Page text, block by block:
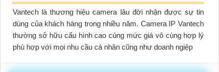
Vantech là thương hiệu camera lâu đời nhận được sự tin
dùng của khách hàng trong nhiều năm. Camera IP Vantech
thường sở hữu cấu hình cao cùng mức giá vô cùng hợp lý
phù hợp với mọi nhu cầu cá nhân cũng như doanh ngiệp